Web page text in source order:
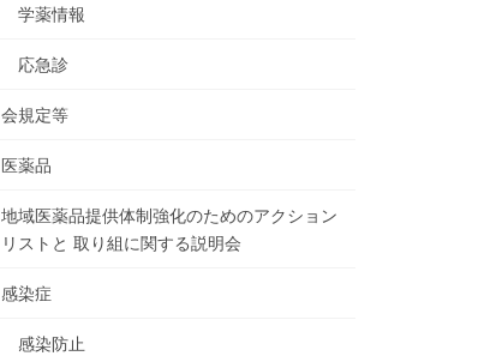
学薬情報
応急診
会規定等
医薬品
地域医薬品提供体制強化のためのアクション
リストと 取り組に関する説明会
感染症
感染防止